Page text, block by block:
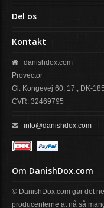
Del os
Kontakt
danishdox.com
Provector
Gl. Kongevej 60, 17., DK-
CVR: 32469795
info@danishdox.com
Om DanishDox.com
© DanishDox.com gør det
producenterne at nå så